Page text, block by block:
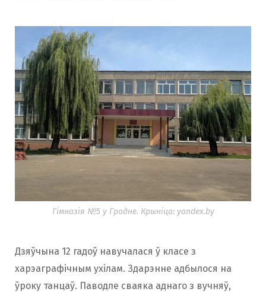
Гімназія №5 у Гродне. Крыніца: yandex.by
Дзяўчына 12 гадоў навучалася ў класе з
харэаграфічным ухілам. Здарэнне адбылося на
ўроку танцаў. Паводле сваяка аднаго з вучняў,